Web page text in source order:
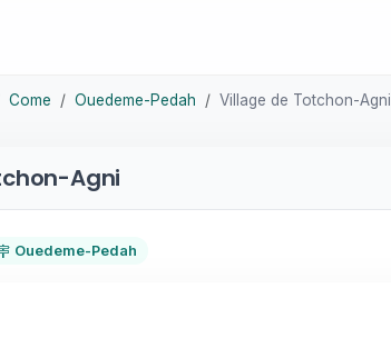
Come Ouedeme-Pedah Village de Totchon-Agni
Agni
Ouedeme-Pedah